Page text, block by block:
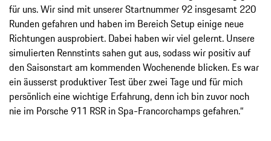
für uns. Wir sind mit unserer Startnummer 92 insgesamt 220
Runden gefahren und haben im Bereich Setup einige neue
Richtungen ausprobiert. Dabei haben wir viel gelernt. Unsere
simulierten Rennstints sahen gut aus, sodass wir positiv auf
den Saisonstart am kommenden Wochenende blicken. Es war
ein äusserst produktiver Test über zwei Tage und für mich
persönlich eine wichtige Erfahrung, denn ich bin zuvor noch
nie im Porsche 911 RSR in Spa-Francorchamps gefahren.“